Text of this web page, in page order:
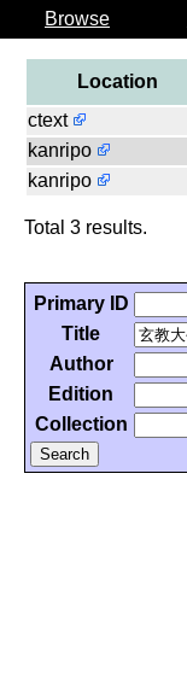
Browse
Location
ctext
kanripo
kanripo
Total 3 results.
Primary ID
Title
Author
Edition
Collection